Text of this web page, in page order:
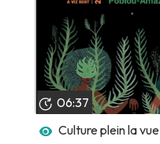
06:37
Culture plein la vue